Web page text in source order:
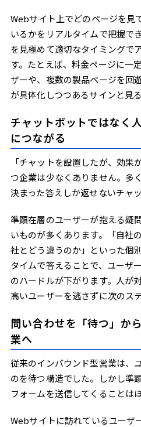
Webサイト上でどのページを見
いるかをリアルタイムで把握で
を見極めて適切なタイミングで
す。たとえば、料金ページに一
ザーや、複数の製品ページを回
が具体化しつつあるサインと見
チャットボットではなく
につながる
「チャットを設置したが、効
つ企業は少なくありません。多
決まった答えしか返せないチャ
準顕在層のユーザーが抱える疑
いものが多くあります。「自社
社とどう違うのか」といった個
タイムで答えることで、ユーザ
のハードルが下がります。人が
高いユーザーを逃さずに次のス
問い合わせを「待つ」か
業へ
従来のインバウンド型営業は、
のを待つ構造でした。しかし準
フォームを送信してくることは
Webサイトに訪れているユーザ